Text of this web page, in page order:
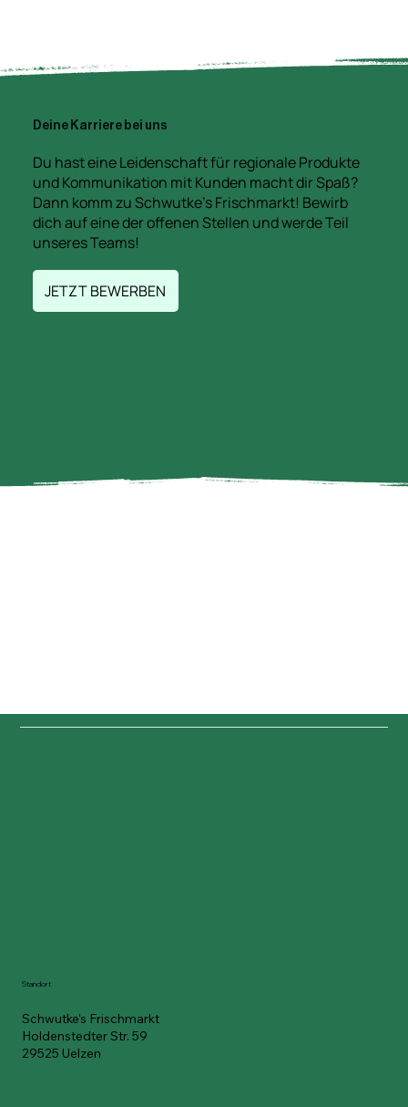
Deine Karriere bei uns
Du hast eine Leidenschaft für regionale Produkte
und Kommunikation mit Kunden macht dir Spaß?
Dann komm zu Schwutke's Frischmarkt! Bewirb
dich auf eine der offenen Stellen und werde Teil
unseres Teams!
JETZT BEWERBEN
Standort
Schwutke's Frischmarkt
Holdenstedter Str. 59
29525 Uelzen